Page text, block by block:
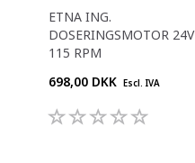
ETNA ING.
DOSERINGSMOTOR 24V
115 RPM
698,00 DKK
Escl. IVA